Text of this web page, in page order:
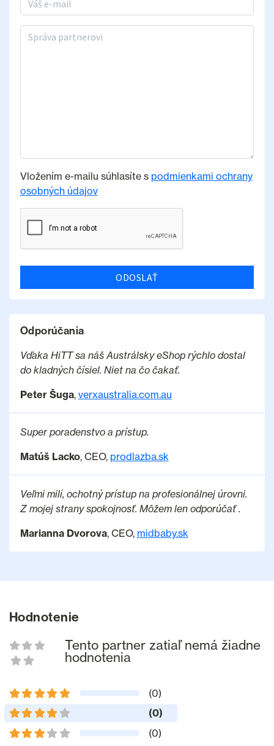
Správa partnerovi
Vložením e-mailu súhlasíte s podmienkami ochrany
osobných údajov
ODOSLAŤ
Odporúčania
Vďaka HiTT sa náš Austrálsky eShop rýchlo dostal
do kladných čísiel. Niet na čo čakať.
Peter Šuga, verxaustralia.com.au
Super poradenstvo a prístup.
Matúš Lacko, CEO, prodlazba.sk
Veľmi milí, ochotný prístup na profesionálnej úrovni.
Z mojej strany spokojnosť. Môžem len odporúčať .
Marianna Dvorova, CEO, midbaby.sk
Hodnotenie
Tento partner zatiaľ nemá žiadne
hodnotenia
(0)
(0)
(0)